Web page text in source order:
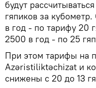
будут
гяпиков за
в год - по тарифу 20
2500 в год - по 25
При этом тарифы на
Azəristiliktəchizat и
снижены с 20 до 13